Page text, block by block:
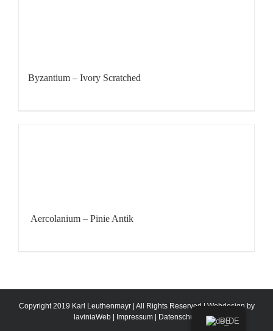
Byzantium – Ivory Scratched
Aercolanium – Pinie Antik
Copyright 2019 Karl Leuthenmayr | All Rights Reserved | Webdesign by
laviniaWeb| Impressum| Datenschutz DE